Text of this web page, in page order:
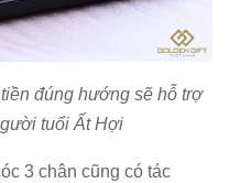
đúng hướng sẽ hỗ trợ
tuổi Ất Hợi
3 chân cũng có tác